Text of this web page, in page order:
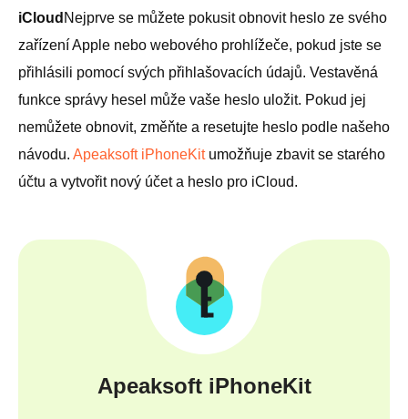
iCloud Nejprve se můžete pokusit obnovit heslo ze svého
zařízení Apple nebo webového prohlížeče, pokud jste se
přihlásili pomocí svých přihlašovacích údajů. Vestavěná
funkce správy hesel může vaše heslo uložit. Pokud jej
nemůžete obnovit, změňte a resetujte heslo podle našeho
návodu. Apeaksoft iPhoneKitumožňuje zbavit se starého
účtu a vytvořit nový účet a heslo pro iCloud.
Apeaksoft iPhoneKit